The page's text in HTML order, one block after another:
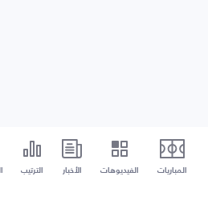
المباريات الفيديوهات الأخبار الترتيب